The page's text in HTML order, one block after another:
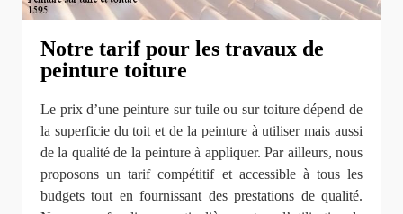
Notre tarif pour les travaux de
peinture toiture
Le prix d’une peinture sur tuile ou sur toiture dépend de
la superficie du toit et de la peinture à utiliser mais aussi
de la qualité de la peinture à appliquer. Par ailleurs, nous
proposons un tarif compétitif et accessible à tous les
budgets tout en fournissant des prestations de qualité.